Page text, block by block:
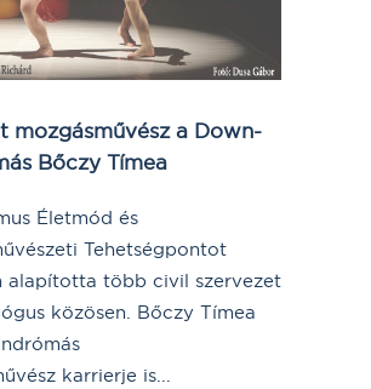
mozgásművész a Down-
Bőczy Tímea
Életmód és
Tehetségpontot
alapította több civil szervezet
közösen. Bőczy Tímea
karrierje is...